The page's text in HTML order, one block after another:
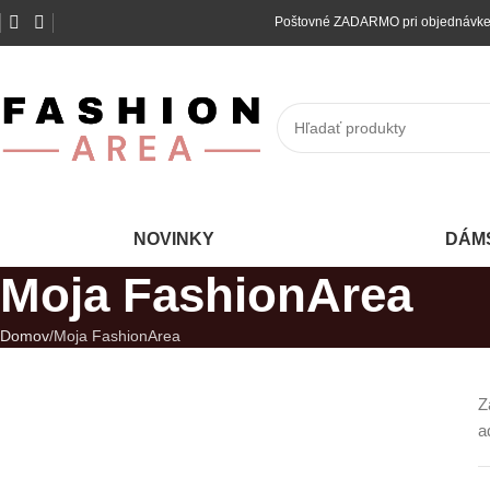
Poštovné ZADARMO
NOVINKY
Moja FashionArea
Domov Moja FashionArea